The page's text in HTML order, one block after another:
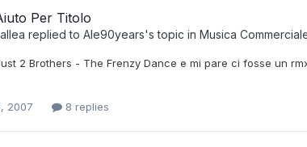
Per Titolo
replied to Ale90years's topic in Musica
2 Brothers - The Frenzy Dance e mi pare ci fosse un
2007 8 replies